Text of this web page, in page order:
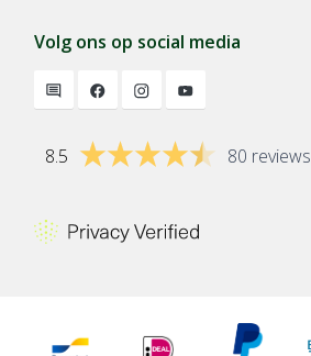
Volg ons op social media
8.5 80 reviews